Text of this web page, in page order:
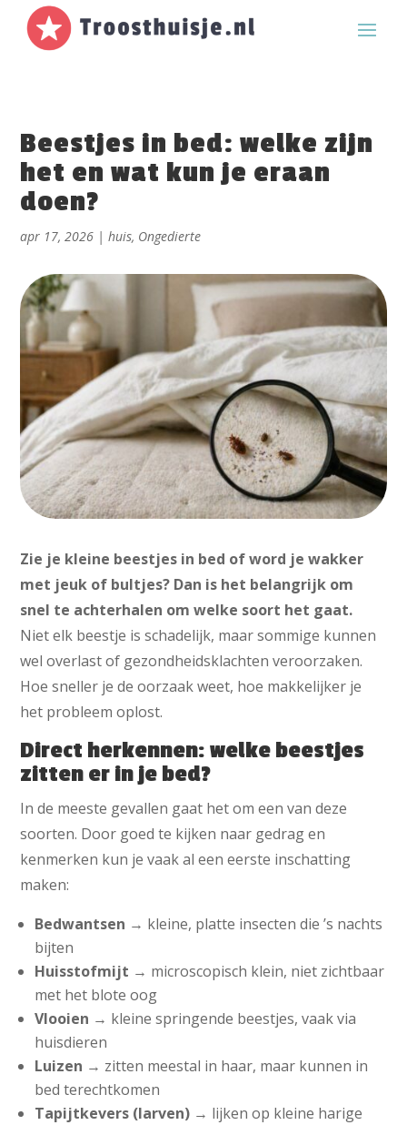
Beestjes in bed: welke zijn
het en wat kun je eraan
doen?
apr 17, 2026 |huis, Ongedierte
Zie je kleine beestjes in bed of word je wakker
met jeuk of bultjes? Dan is het belangrijk om
snel te achterhalen om welke soort het gaat.
Niet elk beestje is schadelijk, maar sommige kunnen
wel overlast of gezondheidsklachten veroorzaken.
Hoe sneller je de oorzaak weet, hoe makkelijker je
het probleem oplost.
Direct herkennen: welke beestjes
zitten er in je bed?
In de meeste gevallen gaat het om een van deze
soorten. Door goed te kijken naar gedrag en
kenmerken kun je vaak al een eerste inschatting
maken:
Bedwantsen → kleine, platte insecten die ’s nachts
bijten
Huisstofmijt → microscopisch klein, niet zichtbaar
met het blote oog
Vlooien → kleine springende beestjes, vaak via
huisdieren
Luizen → zitten meestal in haar, maar kunnen in
bed terechtkomen
Tapijtkevers (larven) → lijken op kleine harige